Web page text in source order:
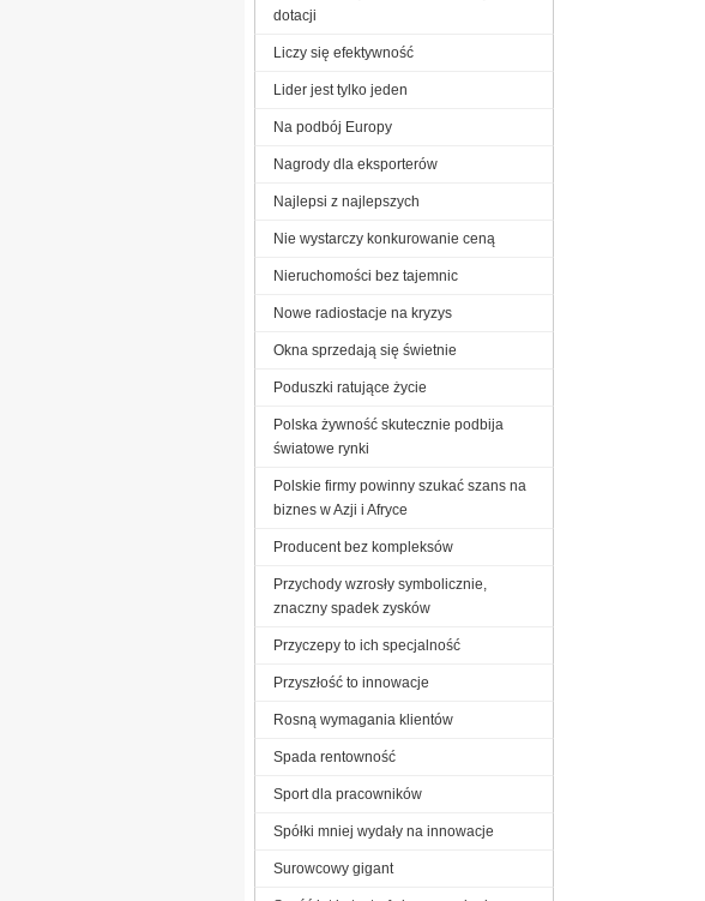
dotacji
Liczy się efektywność
Lider jest tylko jeden
Na podbój Europy
Nagrody dla eksporterów
Najlepsi z najlepszych
Nie wystarczy konkurowanie ceną
Nieruchomości bez tajemnic
Nowe radiostacje na kryzys
Okna sprzedają się świetnie
Poduszki ratujące życie
Polska żywność skutecznie podbija
światowe rynki
Polskie firmy powinny szukać szans na
biznes w Azji i Afryce
Producent bez kompleksów
Przychody wzrosły symbolicznie,
znaczny spadek zysków
Przyczepy to ich specjalność
Przyszłość to innowacje
Rosną wymagania klientów
Spada rentowność
Sport dla pracowników
Spółki mniej wydały na innowacje
Surowcowy gigant